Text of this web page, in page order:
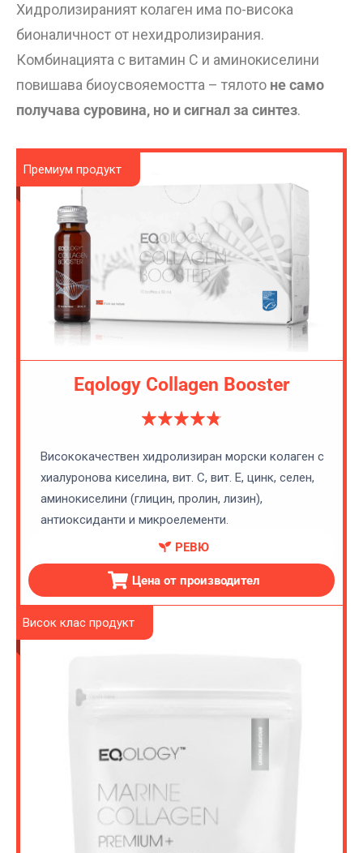
Хидролизираният колаген има по-висока
бионаличност от нехидролизирания.
Комбинацията с витамин C и аминокиселини
повишава биоусвояемостта – тялото не само
получава суровина, но и сигнал за синтез.
Премиум продукт
Eqology Collagen Booster
Висококачествен хидролизиран морски колаген с
хиалуронова киселина, вит. C, вит. Е, цинк, селен,
аминокиселини (глицин, пролин, лизин),
антиоксиданти и микроелементи.
РЕВЮ
Цена от производител
Висок клас продукт